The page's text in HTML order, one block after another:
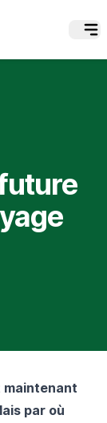
maintenant
par où